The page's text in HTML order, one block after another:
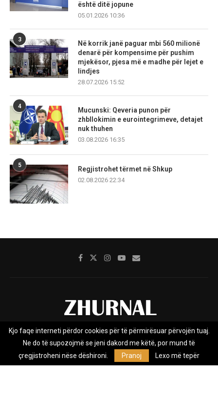
është ditë jopune
05.01.2026 10:36
3
Në korrik janë paguar mbi 560 milionë
denarë për kompensime për pushim
mjekësor, pjesa më e madhe për lejet e
lindjes
28.07.2026 15:52
4
Mucunski: Qeveria punon për
zhbllokimin e eurointegrimeve, detajet
nuk thuhen
03.08.2026 16:35
5
Regjistrohet tërmet në Shkup
02.08.2026 22:34
Rreth nesh Impresumi Marketing
Privacy Policy
Zhurnal.mk është Agjenci e Lajmeve e pavarur, e themeluar në vitin
Kjo faqe interneti përdor cookies për të përmirësuar përvojën tuaj.
Ne do të supozojmë se jeni dakord me këtë, por mund të
çregjistroheni nëse dëshironi.
Pranoj Lexo më tepër